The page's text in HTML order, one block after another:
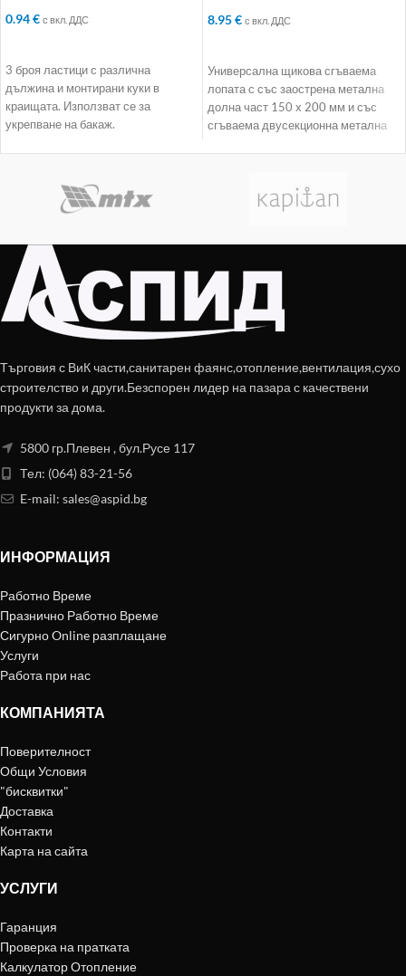
0.94€ с вкл. ДДС
3 броя ластици с различна
дължина и монтирани куки в
краищата. Използват се за
укрепване на бакаж.
8.95€ с вкл. ДДС
Универсална щикова сгъваема
лопата с със заострена метална
долна част 150 х 200 мм и със
сгъваема двусекционна метална
Търговия с ВиК части,санитарен фаянс,отопление,вентилация,сухо
строителство и други.Безспорен лидер на пазара с качествени
продукти за дома.
5800 гр.Плевен , бул.Русе 117
Тел: (064) 83-21-56
E-mail: sales@aspid.bg
ИНФОРМАЦИЯ
Работно Време
Празнично Работно Време
Сигурно Online разплащане
Услуги
Работа при нас
КОМПАНИЯТА
Поверителност
Общи Условия
"бисквитки"
Доставка
Контакти
Карта на сайта
УСЛУГИ
Гаранция
Проверка на пратката
Калкулатор Отопление